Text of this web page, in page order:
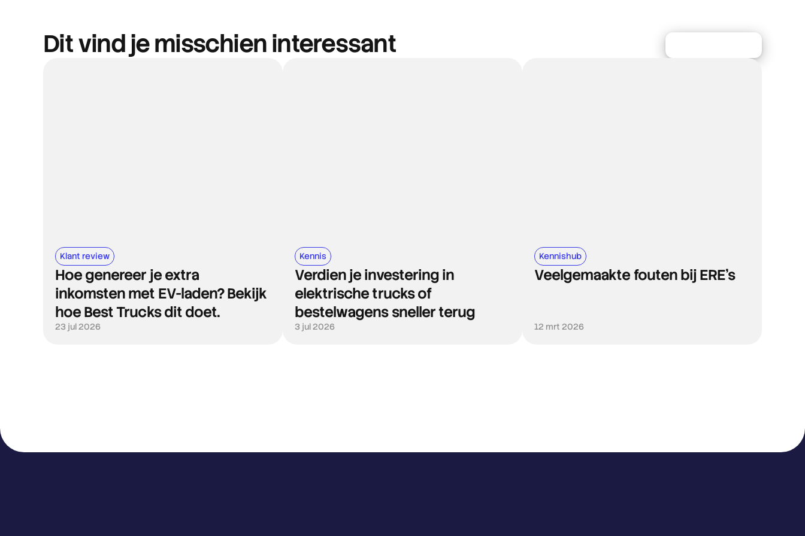
Dit vind je misschien interessant
Klant review
Hoe genereer je extra
inkomsten met EV-laden? Bekijk
hoe Best Trucks dit doet.
23 jul 2026
Kennis
Verdien je investering in
elektrische trucks of
bestelwagens sneller terug
3 jul 2026
Kennishub
Veelgemaakte fouten bij ERE’s
12 mrt 2026